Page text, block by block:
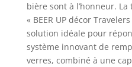
bière sont à l’honneur.
« BEER UP décor
solution idéale pour
système innovant de
verres, combiné à une